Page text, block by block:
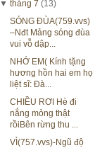
▼ tháng 7 (13)
SÓNG ĐÙA(759.vvs)
–Nđt Mảng sóng đùa
vui vỗ dập...
NHỚ EM( Kính tặng
hương hồn hai em họ
liệt sĩ: Đà...
CHIỀU RƠI Hè đi
nắng mỏng thật
rồiBên rừng thu ...
VÌ(757.vvs)-Ngũ độ